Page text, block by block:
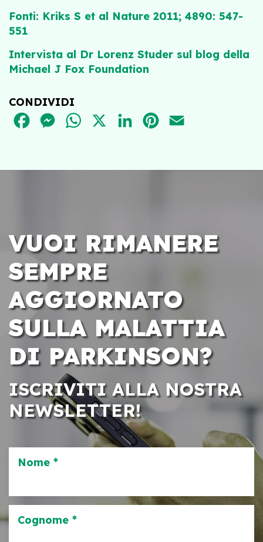
Fonti: Kriks S et al Nature 2011; 4890: 547-
551
Intervista al Dr Lorenz Studer sul blog della
Michael J Fox Foundation
CONDIVIDI
FACEBOOKMESSENGER
WHATSAPPLINKEDINPINTEREST
VUOI RIMANERE
SEMPRE
AGGIORNATO
SULLA MALATTIA
DI PARKINSON?
ISCRIVITI ALLA NOSTRA
NEWSLETTER!
Nome *
Cognome *